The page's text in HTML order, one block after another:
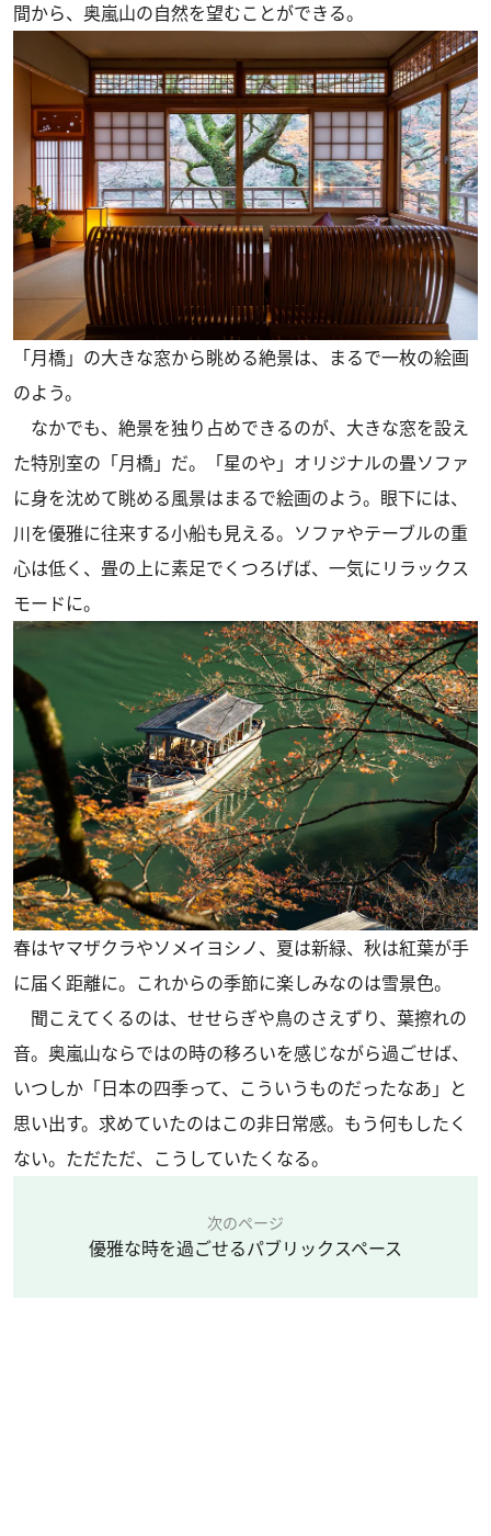
間から、奥嵐山の自然を望むことができる。
「月橋」の大きな窓から眺める絶景は、まるで一枚の絵画
のよう。
なかでも、絶景を独り占めできるのが、大きな窓を設え
た特別室の「月橋」だ。「星のや」オリジナルの畳ソファ
に身を沈めて眺める風景はまるで絵画のよう。眼下には、
川を優雅に往来する小船も見える。ソファやテーブルの重
心は低く、畳の上に素足でくつろげば、一気にリラックス
モードに。
春はヤマザクラやソメイヨシノ、夏は新緑、秋は紅葉が手
に届く距離に。これからの季節に楽しみなのは雪景色。
聞こえてくるのは、せせらぎや鳥のさえずり、葉擦れの
音。奥嵐山ならではの時の移ろいを感じながら過ごせば、
いつしか「日本の四季って、こういうものだったなあ」と
思い出す。求めていたのはこの非日常感。もう何もしたく
ない。ただただ、こうしていたくなる。
次のページ
優雅な時を過ごせるパブリックスペース